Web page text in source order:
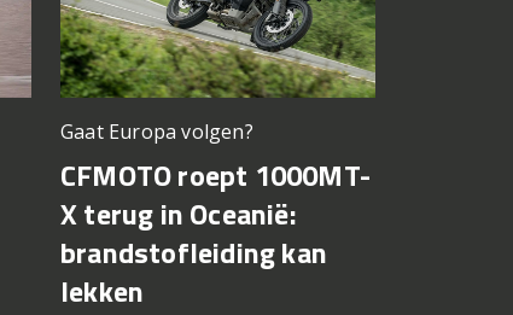
Gaat Europa volgen?
CFMOTO roept 1000MT-
X terug in Oceanië:
brandstofleiding kan
lekken